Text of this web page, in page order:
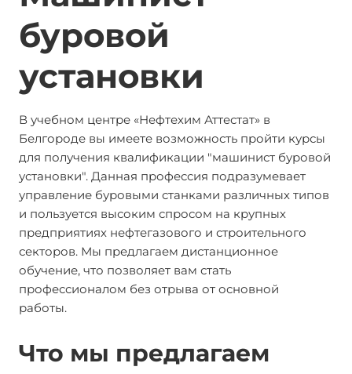
буровой
установки
В учебном центре «Нефтехим Аттестат» в
Белгороде вы имеете возможность пройти курсы
для получения квалификации "машинист буровой
установки". Данная профессия подразумевает
управление буровыми станками различных типов
и пользуется высоким спросом на крупных
предприятиях нефтегазового и строительного
секторов. Мы предлагаем дистанционное
обучение, что позволяет вам стать
профессионалом без отрыва от основной
работы.
Что мы предлагаем